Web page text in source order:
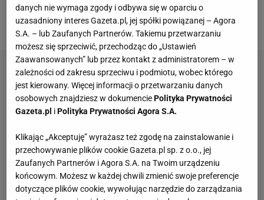
zarezerwowane tak dla niego, jak i kolegi z zespołu -
George'a Russella.
danych nie wymaga zgody i odbywa się w oparciu o
uzasadniony interes Gazeta.pl, jej spółki powiązanej – Agora
S.A. – lub Zaufanych Partnerów. Takiemu przetwarzaniu
możesz się sprzeciwić, przechodząc do „Ustawień
Zaawansowanych” lub przez kontakt z administratorem – w
zależności od zakresu sprzeciwu i podmiotu, wobec którego
jest kierowany. Więcej informacji o przetwarzaniu danych
osobowych znajdziesz w dokumenciePolityka Prywatności
Gazeta.pl iPolityka Prywatności Agora S.A.
Klikając „Akceptuję” wyrażasz też zgodę na zainstalowanie i
przechowywanie plików cookie Gazeta.pl sp. z o.o., jej
Zaufanych Partnerów i Agora S.A. na Twoim urządzeniu
końcowym. Możesz w każdej chwili zmienić swoje preferencje
dotyczące plików cookie, wywołując narzędzie do zarządzania